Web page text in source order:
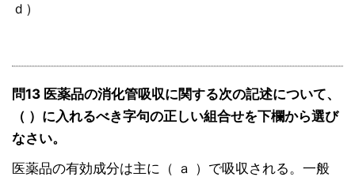
ｄ）
問13 医薬品の消化管吸収に関する次の記述について、
（ ）に入れるべき字句の正しい組合せを下欄から選び
なさい。
医薬品の有効成分は主に（ ａ ）で吸収される。一般